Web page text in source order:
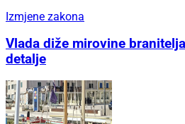
Izmjene zakona
Vlada diže mirovine
detalje